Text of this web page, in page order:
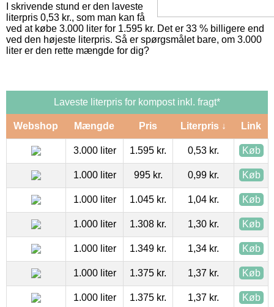
I skrivende stund er den laveste
literpris 0,53 kr., som man kan få
ved at købe 3.000 liter for 1.595 kr. Det er 33 % billigere end
ved den højeste literpris. Så er spørgsmålet bare, om 3.000
liter er den rette mængde for dig?
Laveste literpris for kompost inkl. fragt*
Webshop Mængde Pris Literpris ↓ Link
3.000 liter 1.595 kr. 0,53 kr. Køb
1.000 liter 995 kr. 0,99 kr. Køb
1.000 liter 1.045 kr. 1,04 kr. Køb
1.000 liter 1.308 kr. 1,30 kr. Køb
1.000 liter 1.349 kr. 1,34 kr. Køb
1.000 liter 1.375 kr. 1,37 kr. Køb
1.000 liter 1.375 kr. 1,37 kr. Køb